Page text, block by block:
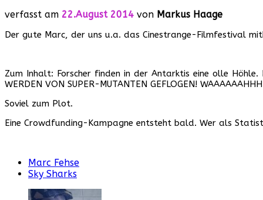
verfasst am 22.August 2014 von Markus Haage
Der gute Marc, der uns u.a. das Cinestrange-Filmfestival
Zum Inhalt: Forscher finden in der Antarktis eine olle Höhle.
WERDEN VON SUPER-MUTANTEN GEFLOGEN!
Soviel zum Plot.
Eine Crowdfunding-Kampagne entsteht bald. Wer als Statist
Marc Fehse
Sky Sharks